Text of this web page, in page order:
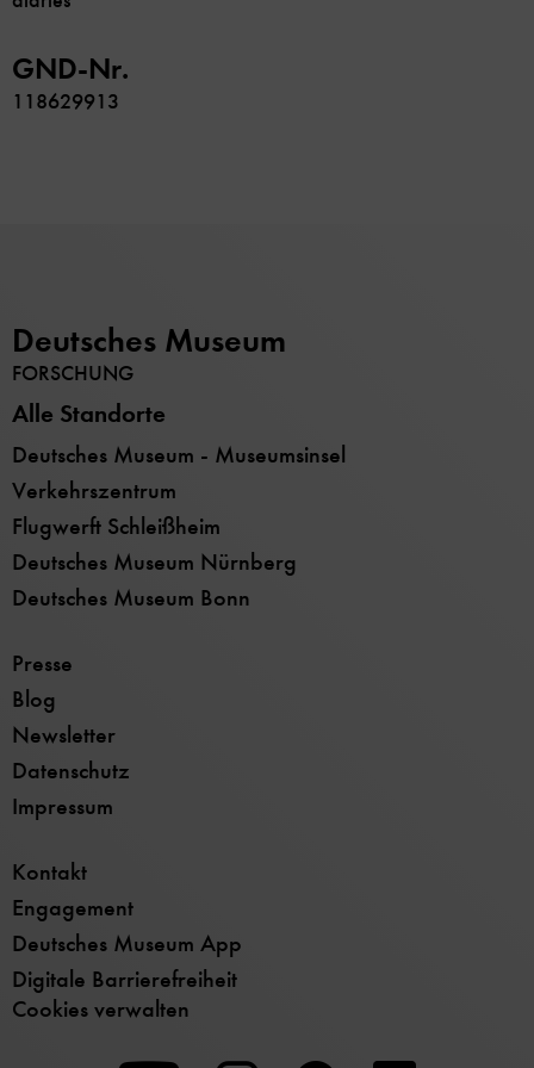
GND-Nr.
118629913
Deutsches Museum
FORSCHUNG
Alle Standorte
Deutsches Museum - Museumsinsel
Verkehrszentrum
Flugwerft Schleißheim
Deutsches Museum Nürnberg
Deutsches Museum Bonn
Presse
Blog
Newsletter
Datenschutz
Impressum
Kontakt
Engagement
Deutsches Museum App
Digitale Barrierefreiheit
Cookies verwalten